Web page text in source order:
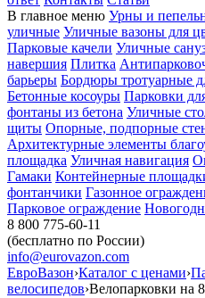
В главное меню Урны и
уличные Уличные вазоны для
Парковые качели Уличные
навершия Плитка
барьеры Бордюры тротуарные
Бетонные косоуры Парковки
фонтаны из бетона Уличные
щиты Опорные, подпорные
Архитектурные элементы
площадка Уличная навигация
Гамаки Контейнерные
фонтанчики Газонное
Парковое ограждение
8 800 775-60-11
(бесплатно по России)
info@eurovazon.com
ЕвроВазон›Каталог с ценами›
велосипедов›Велопарковки на